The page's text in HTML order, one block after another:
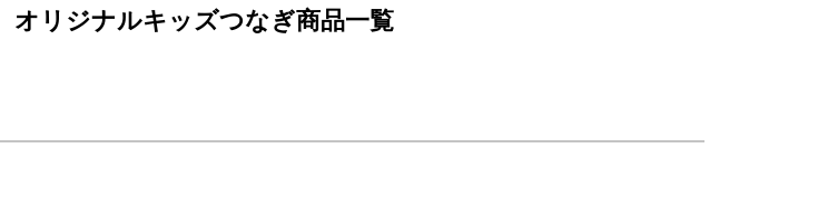
オリジナルキッズつなぎ商品一覧